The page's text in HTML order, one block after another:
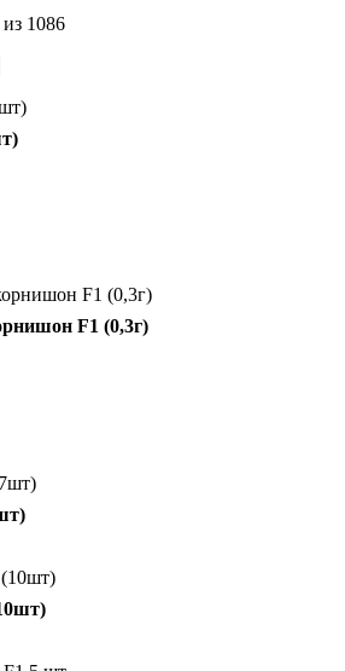
1086
F1 (0,3г)